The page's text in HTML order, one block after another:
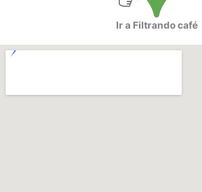
Ir a Filtrando café